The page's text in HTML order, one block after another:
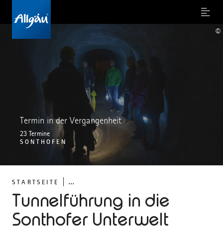
Menu
STARTSEITE ...
Tunnelführung in die
Sonthofer Unterwelt
Termin in der Vergangenheit
23 Termine
SONTHOFEN
©